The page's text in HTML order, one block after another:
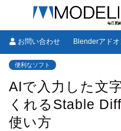
お問い合わせ Blenderアドオ
便利なソフト
AIで入力した文
くれるStable
使い方